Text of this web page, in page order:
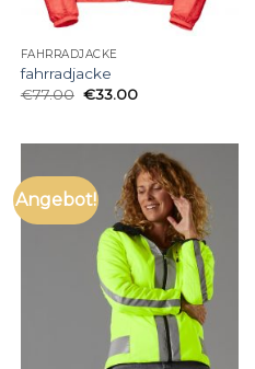
FAHRRADJACKE
fahrradjacke
€77.00 €33.00
Angebot!